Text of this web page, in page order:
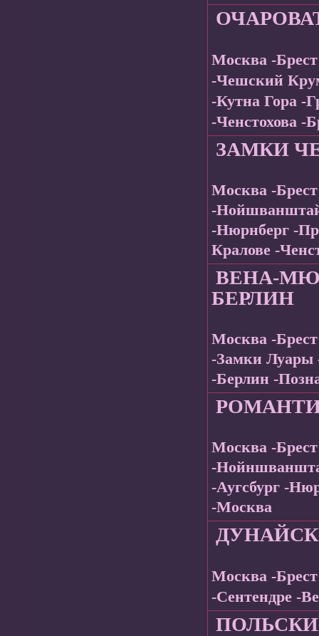
Москва -
-Чешский
-Кутна Гора -
-Ченстохова -
ЗАМКИ
Москва -
-
-Нюрнберг -
Кралове -
ВЕНА-
БЕРЛИН
Москва -
-Замки Луары
-Берлин -
Москва -
-
-Аугсбург -
-Москва
Москва -
-Сентендре -